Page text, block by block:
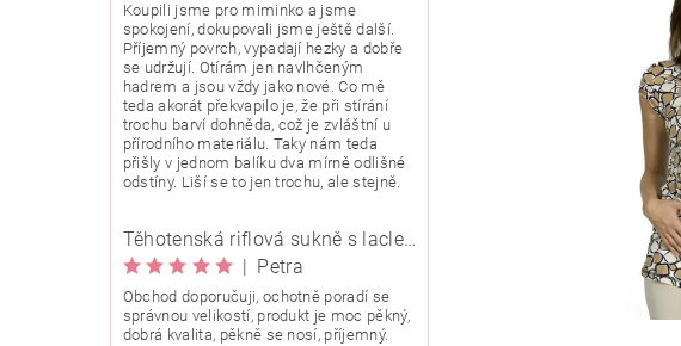
O NÁS KARIERA KLUB BABYSTORE NEWSLETTERY
Koupili jsme pro miminko a jsme
spokojení, dokupovali jsme ještě další.
Příjemný povrch, vypadají hezky a dobře
se udržují. Otírám jen navlhčeným
hadrem a jsou vždy jako nové. Co mě
teda akorát překvapilo je, že při stírání
trochu barví dohněda, což je zvláštní u
přírodního materiálu. Taky nám teda
přišly v jednom balíku dva mírně odlišné
odstíny. Liší se to jen trochu, ale stejně.
Těhotenská riflová sukně s laclem Rialto Wingles 01753
| Petra
Obchod doporučuji, ochotně poradí se
správnou velikostí, produkt je moc pěkný,
dobrá kvalita, pěkně se nosí, příjemný.